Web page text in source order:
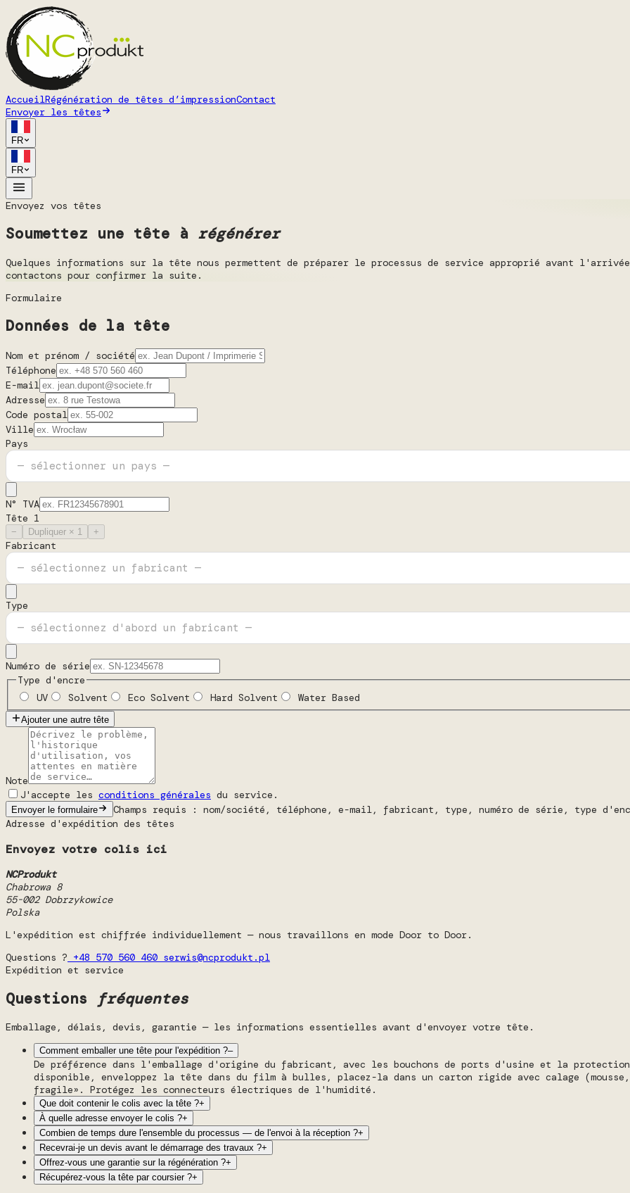
AccueilRégénération de têtes d’impressionContact
Envoyer les têtes
FR
FR
Envoyez vos têtes
Soumettez une tête à régénérer
Quelques informations sur la tête nous permettent de préparer le processus de service approprié avant
contactons pour confirmer la suite.
Formulaire
Données de la tête
Nom et prénom / société
Téléphone
E-mail
Adresse
Code postal
Ville
Pays
N° TVA
Tête 1
− Dupliquer × 1 +
Fabricant
Type
Numéro de série
Type d'encre
UV
Solvent Eco Solvent Hard Solvent Water Based
Ajouter une autre tête
Note
J'accepte les conditions générales du service.
Envoyer le formulaire
Champs requis : nom/société, téléphone, e-mail, fabricant, type, numéro de série, type
Adresse d'expédition des têtes
Envoyez votre colis ici
NCProdukt
Chabrowa 8
55-002 Dobrzykowice
Polska
L'expédition est chiffrée individuellement — nous travaillons en mode Door to Door.
Questions ? +48 570 560 460 serwis@ncprodukt.pl
Expédition et service
Questions fréquentes
Emballage, délais, devis, garantie — les informations essentielles avant d'envoyer votre tête.
Comment emballer une tête pour l'expédition ?–
De préférence dans l'emballage d'origine du fabricant, avec les bouchons de ports d'usine et la
disponible, enveloppez la tête dans du film à bulles, placez-la dans un carton rigide avec calage
fragile». Protégez les connecteurs électriques de l'humidité.
Que doit contenir le colis avec la tête ?+
À quelle adresse envoyer le colis ?+
Combien de temps dure l'ensemble du processus — de l'envoi à la réception ?+
Recevrai-je un devis avant le démarrage des travaux ?+
Offrez-vous une garantie sur la régénération ?+
Récupérez-vous la tête par coursier ?+